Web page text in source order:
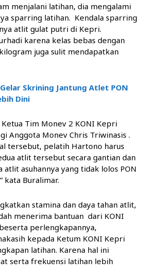
menjalani latihan, dia mengalami
sparring latihan. Kendala sparring
atlit gulat putri di Kepri.
karena kelas bebas dengan
juga sulit mendapatkan
Skrining Jantung Atlet PON
Dini
Tim Monev 2 KONI Kepri
Anggota Monev Chris Triwinasis .
tersebut, pelatih Hartono harus
atlit tersebut secara gantian dan
asuhannya yang tidak lolos PON
kata Buralimar.
stamina dan daya tahan atlit,
menerima bantuan dari KONI
perlengkapannya,
kepada Ketum KONI Kepri
latihan. Karena hal ini
serta frekuensi latihan lebih